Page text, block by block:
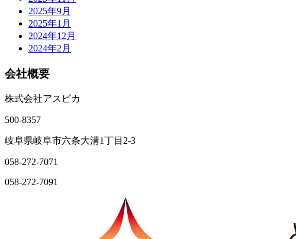
2025年9月
2025年1月
2024年12月
2024年2月
会社概要
株式会社アスピカ
500-8357
岐阜県岐阜市六条大溝1丁目2‐3
058-272-7071
058-272-7091